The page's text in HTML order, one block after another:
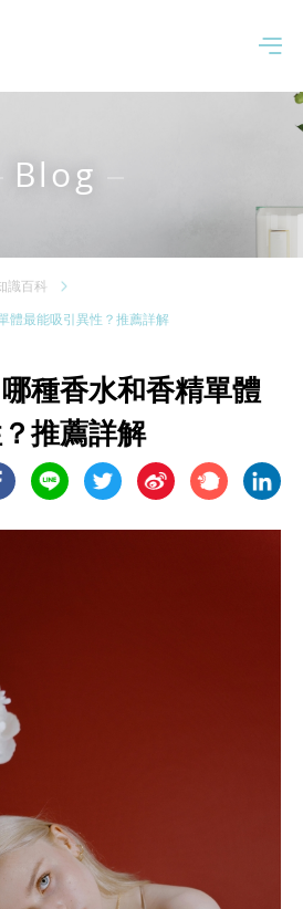
Blog
識百科
體最能吸引異性？推薦詳解
種香水和香精單體
推薦詳解